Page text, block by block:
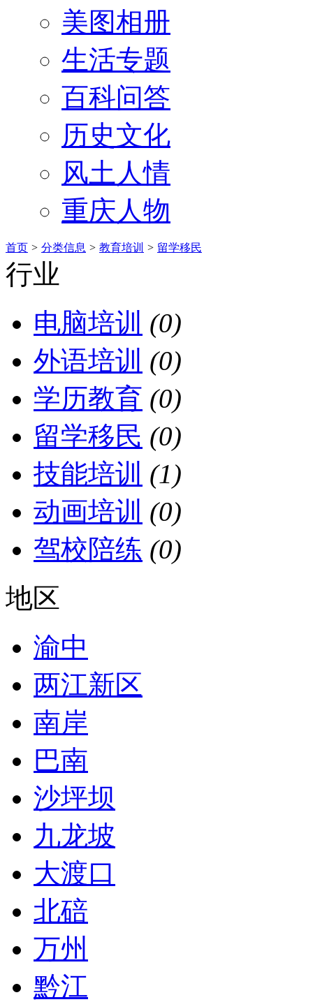
美图相册
生活专题
百科问答
历史文化
风土人情
重庆人物
首页 > 分类信息 > 教育培训 > 留学移民
行业
电脑培训 (0)
外语培训 (0)
学历教育 (0)
留学移民 (0)
技能培训 (1)
动画培训 (0)
驾校陪练 (0)
地区
渝中
两江新区
南岸
巴南
沙坪坝
九龙坡
大渡口
北碚
万州
黔江